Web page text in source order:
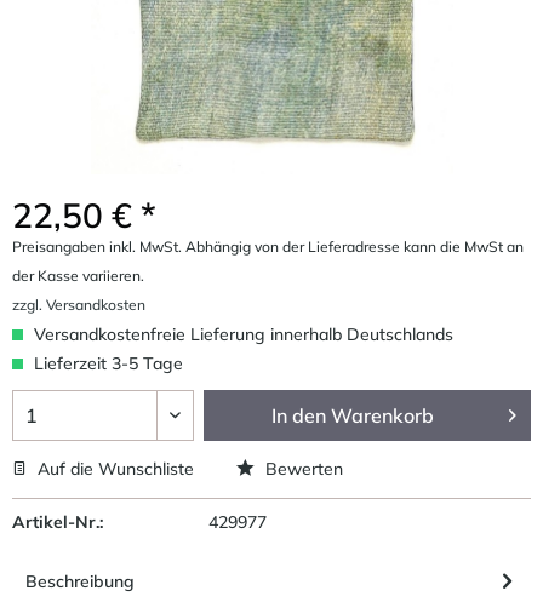
22,50 € *
Preisangaben inkl. MwSt. Abhängig von der Lieferadresse kann die MwSt an
der Kasse variieren.
zzgl. Versandkosten
Versandkostenfreie Lieferung innerhalb Deutschlands
Lieferzeit 3-5 Tage
In den Warenkorb
Auf die Wunschliste Bewerten
Artikel-Nr.: 429977
Beschreibung